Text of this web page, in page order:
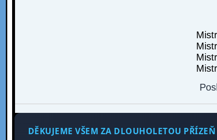
DĚKUJEME VŠEM ZA DLOUHOLETOU PŘÍZEŇ